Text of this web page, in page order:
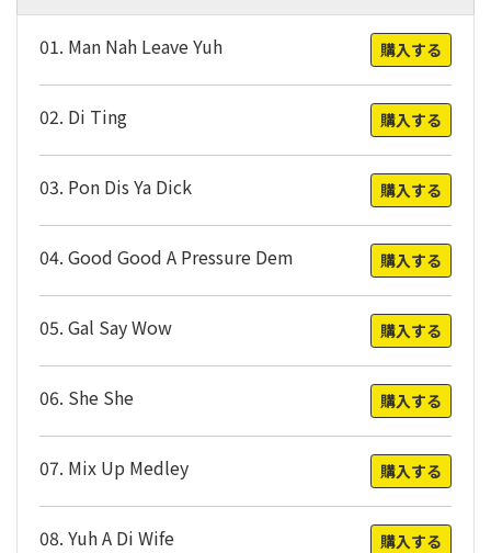
01. Man Nah Leave Yuh 購入する
02. Di Ting 購入する
03. Pon Dis Ya Dick 購入する
04. Good Good A Pressure Dem 購入する
05. Gal Say Wow 購入する
06. She She 購入する
07. Mix Up Medley 購入する
08. Yuh A Di Wife 購入する